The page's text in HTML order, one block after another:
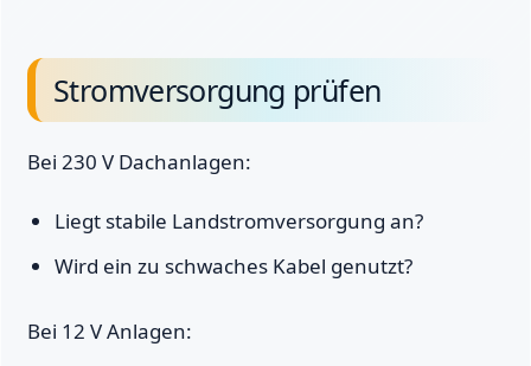
Stromversorgung prüfen
Bei 230 V Dachanlagen:
Liegt stabile Landstromversorgung an?
Wird ein zu schwaches Kabel genutzt?
Bei 12 V Anlagen: